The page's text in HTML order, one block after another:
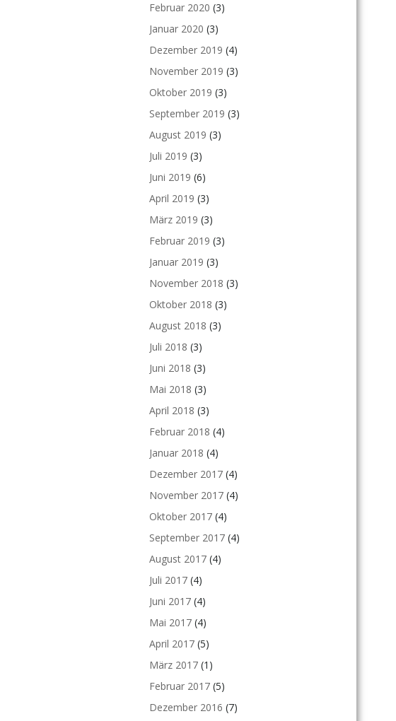
Februar 2020 (3)
Januar 2020 (3)
Dezember 2019 (4)
November 2019 (3)
Oktober 2019 (3)
September 2019 (3)
August 2019 (3)
Juli 2019 (3)
Juni 2019 (6)
April 2019 (3)
März 2019 (3)
Februar 2019 (3)
Januar 2019 (3)
November 2018 (3)
Oktober 2018 (3)
August 2018 (3)
Juli 2018 (3)
Juni 2018 (3)
Mai 2018 (3)
April 2018 (3)
Februar 2018 (4)
Januar 2018 (4)
Dezember 2017 (4)
November 2017 (4)
Oktober 2017 (4)
September 2017 (4)
August 2017 (4)
Juli 2017 (4)
Juni 2017 (4)
Mai 2017 (4)
April 2017 (5)
März 2017 (1)
Februar 2017 (5)
Dezember 2016 (7)